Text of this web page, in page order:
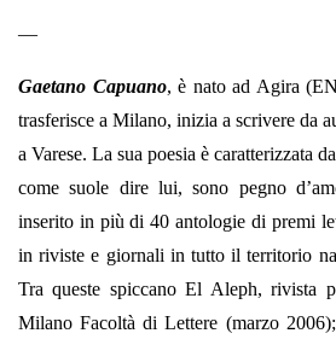
—
Gaetano Capuano, è nato ad Agira
trasferisce a Milano, inizia a scrivere da
a Varese. La sua poesia è caratterizzata
come suole dire lui, sono pegno
inserito in più di 40 antologie di premi
in riviste e giornali in tutto il territorio
Tra queste spiccano El Aleph, rivista
Milano Facoltà di Lettere (marzo